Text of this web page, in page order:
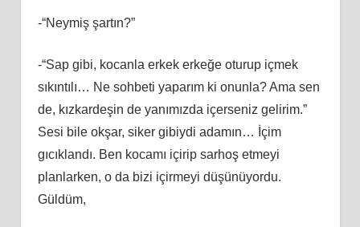
-“Neymiş şartın?”
-“Sap gibi, kocanla erkek erkeğe oturup içmek
sıkıntılı… Ne sohbeti yaparım ki onunla? Ama sen
de, kızkardeşin de yanımızda içerseniz gelirim.”
Sesi bile okşar, siker gibiydi adamın… İçim
gıcıklandı. Ben kocamı içirip sarhoş etmeyi
planlarken, o da bizi içirmeyi düşünüyordu.
Güldüm,